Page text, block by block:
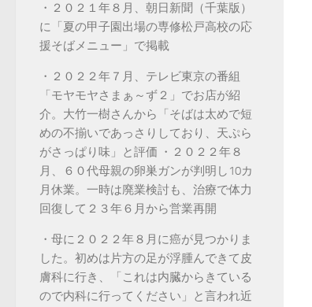
・２０２１年８月、朝日新聞（千葉版）
に「夏の甲子園出場の専修松戸高校の応
援そばメニュー」で掲載
・２０２２年７月、テレビ東京の番組
「モヤモヤさまぁ～ず２」でお店が紹
介。大竹一樹さんから「そばは太めで短
めの不揃いであっさりしており、天ぷら
がさっぱり味」と評価 ・２０２２年８
月、６０代母親の卵巣ガンが判明し10カ
月休業。一時は廃業検討も、治療で体力
回復して２３年６月から営業再開
・母に２０２２年８月に癌が見つかりま
した。初めは片方の足が浮腫んできて皮
膚科に行き、「これは内臓からきている
ので内科に行ってください」と言われ近